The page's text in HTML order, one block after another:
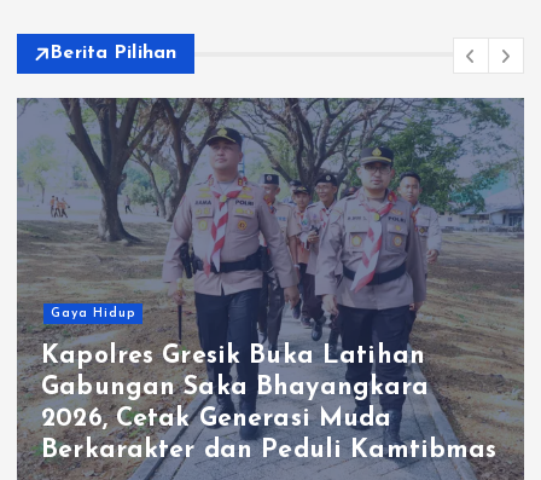
Berita Pilihan
Gaya Hidup
Kapolres Gresik Buka Latihan
Gabungan Saka Bhayangkara
2026, Cetak Generasi Muda
Berkarakter dan Peduli Kamtibmas